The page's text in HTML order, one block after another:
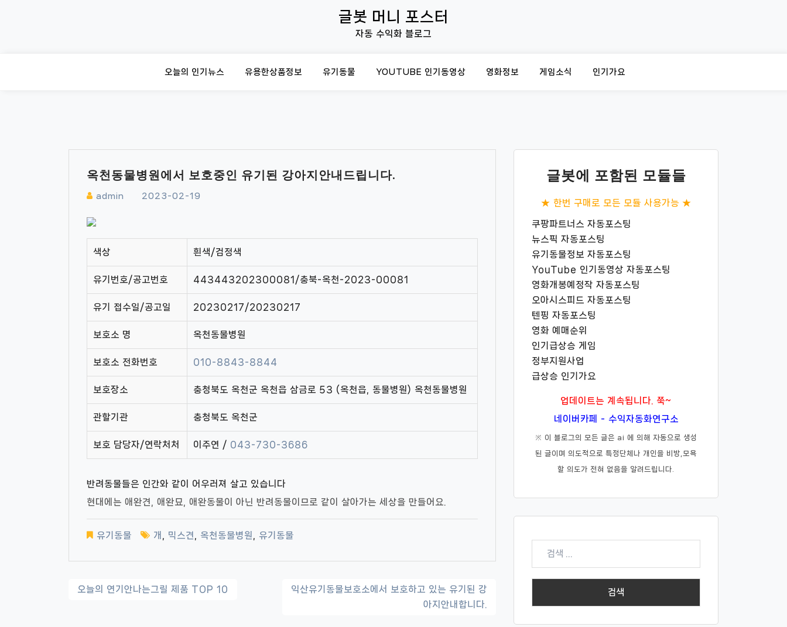
글봇 머니 포스터
자동 수익화 블로그
오늘의 인기뉴스 유용한상품정보 유기동물 YOUTUBE 인기동영상 영화정보 게임소식 인기가요
옥천동물병원에서 보호중인 유기된 강아지안내드립니다.
admin 2023-02-19
색상 흰색/검정색
유기번호/공고번호 443443202300081/충북-옥천-2023-00081
유기 접수일/공고일 20230217/20230217
보호소 명 옥천동물병원
보호소 전화번호 010-8843-8844
보호장소 충청북도 옥천군 옥천읍 삼금로 53 (옥천읍, 동물병원) 옥천동물병원
관할기관 충청북도 옥천군
보호 담당자/연락처처 이주연 / 043-730-3686
반려동물들은 인간와 같이 어우러져 살고 있습니다
현대에는 애완견, 애완묘, 애완동물이 아닌 반려동물이므로 같이 살아가는 세상을 만들어요.
유기동물 개 믹스견 옥천동물병원 유기동물
글
오늘의 연기안나는그릴 제품 TOP 10
익산유기동물보호소에서 보호하고 있는 유기된 강
아지안내합니다.
글봇에 포함된 모듈들
★ 한번 구매로 모든 모듈 사용가능 ★
쿠팡파트너스 자동포스팅
뉴스픽 자동포스팅
유기동물정보 자동포스팅
YouTube 인기동영상 자동포스팅
영화개봉예정작 자동포스팅
오아시스피드 자동포스팅
텐핑 자동포스팅
영화 예매순위
인기급상승 게임
정부지원사업
급상승 인기가요
업데이트는 계속됩니다. 쭉~
네이버카페 - 수익자동화연구소
※ 이 블로그의 모든 글은 ai 에 의해 자동으로 생성
된 글이며 의도적으로 특정단체나 개인을 비방,모욕
할 의도가 전혀 없음을 알려드립니다.
검